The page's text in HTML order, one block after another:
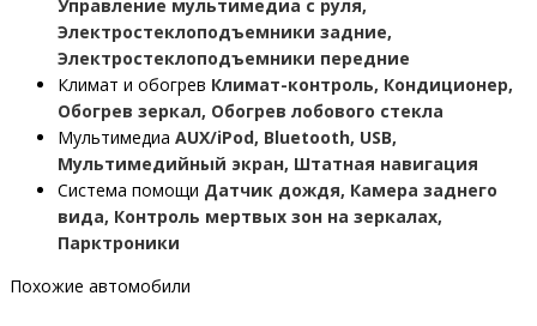
Управление мультимедиа с руля,
Электростеклоподъемники задние,
Электростеклоподъемники передние
Климат и обогрев Климат-контроль, Кондиционер,
Обогрев зеркал, Обогрев лобового стекла
Мультимедиа AUX/iPod, Bluetooth, USB,
Мультимедийный экран, Штатная навигация
Система помощи Датчик дождя, Камера заднего
вида, Контроль мертвых зон на зеркалах,
Парктроники
Похожие автомобили